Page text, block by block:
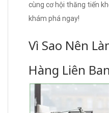
cùng cơ hội thăng tiến
khám phá ngay!
Vì Sao Nên
Hàng Liên